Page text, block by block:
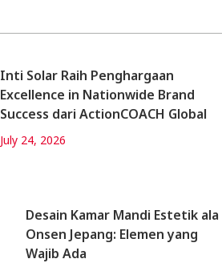
Inti Solar Raih Penghargaan
Excellence in Nationwide Brand
Success dari ActionCOACH Global
July 24, 2026
Desain Kamar Mandi Estetik ala
Onsen Jepang: Elemen yang
Wajib Ada